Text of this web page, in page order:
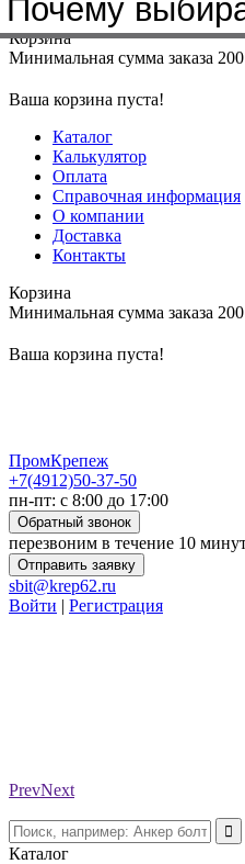
Меню+7(4912)50-37-50
Корзина
Минимальная сумма заказа
Ваша корзина пуста!
Каталог
Калькулятор
Оплата
Справочная информация
О компании
Доставка
Контакты
Корзина
Минимальная сумма заказа
Ваша корзина пуста!
ПромКрепеж
+7(4912)50-37-50
пн-пт: с 8:00 до 17:00
Обратный звонок
перезвоним в течение 10
Отправить заявку
sbit@krep62.ru
Войти | Регистрация
PrevNext
Каталог
с
Почему